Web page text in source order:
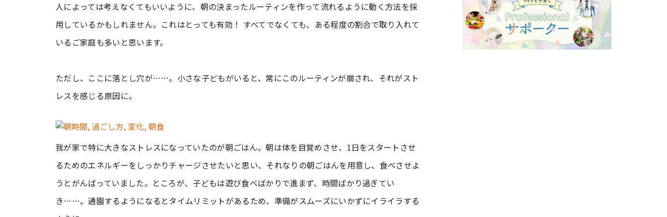
人によっては考えなくてもいいように、朝の決まったルーティンを作って流れるように動く方法を採
用しているかもしれません。これはとっても有効！ すべてでなくても、ある程度の割合で取り入れて
いるご家庭も多いと思います。
ただし、ここに落とし穴が……。小さな子どもがいると、常にこのルーティンが崩され、それがスト
レスを感じる原因に。
我が家で特に大きなストレスになっていたのが朝ごはん。朝は体を目覚めさせ、1日をスタートさせ
るためのエネルギーをしっかりチャージさせたいと思い、それなりの朝ごはんを用意し、食べさせよ
うとがんばっていました。ところが、子どもは遊び食べばかりで進まず、時間ばかり過ぎてい
き……。通園するようになるとタイムリミットがあるため、準備がスムーズにいかずにイライラする